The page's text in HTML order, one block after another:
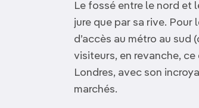
Le fossé entre le nord et
jure que par sa rive.
d’accès au métro au
visiteurs, en revanche,
Londres, avec son
marchés.